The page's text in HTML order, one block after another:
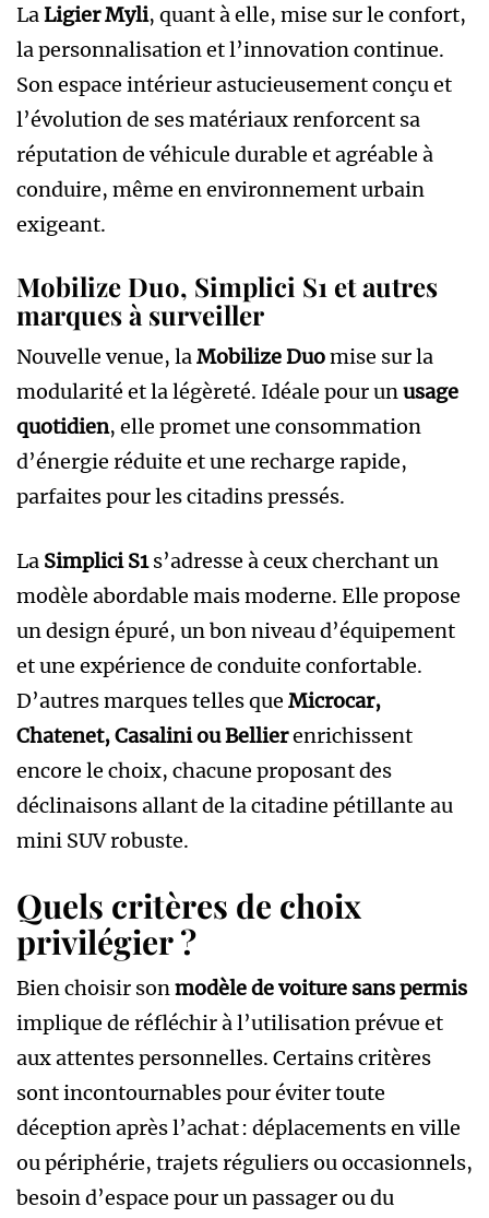
LaLigier Myli, quant à elle, mise sur le confort,
la personnalisation et l’innovation continue.
Son espace intérieur astucieusement conçu et
l’évolution de ses matériaux renforcent sa
réputation de véhicule durable et agréable à
conduire, même en environnement urbain
exigeant.
Mobilize Duo, Simplici S1 et autres
marques à surveiller
Nouvelle venue, laMobilize Duomise sur la
modularité et la légèreté. Idéale pour unusage
quotidien, elle promet une consommation
d’énergie réduite et une recharge rapide,
parfaites pour les citadins pressés.
La Simplici S1s’adresse à ceux cherchant un
modèle abordable mais moderne. Elle propose
un design épuré, un bon niveau d’équipement
et une expérience de conduite confortable.
D’autres marques telles que Microcar,
Chatenet, Casalini ou Bellierenrichissent
encore le choix, chacune proposant des
déclinaisons allant de la citadine pétillante au
mini SUV robuste.
Quels critères de choix
privilégier ?
Bien choisir sonmodèle de voiture sans permis
implique de réfléchir à l’utilisation prévue et
aux attentes personnelles. Certains critères
sont incontournables pour éviter toute
déception après l’achat : déplacements en ville
ou périphérie, trajets réguliers ou occasionnels,
besoin d’espace pour un passager ou du